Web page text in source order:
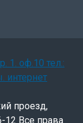
проезд,
12 Все права